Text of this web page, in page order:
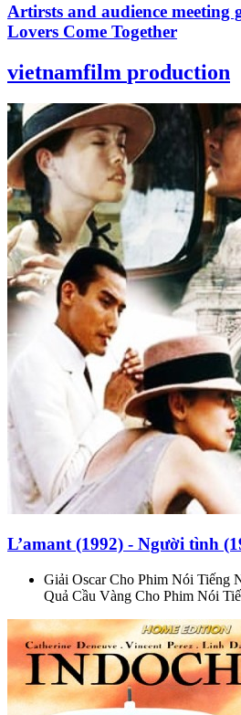
Artirsts and audience meeting
Lovers Come Together
vietnamfilm production
L’amant (1992) - Người tình
Giải Oscar Cho Phim Nói Tiếng
Quả Cầu Vàng Cho Phim Nói